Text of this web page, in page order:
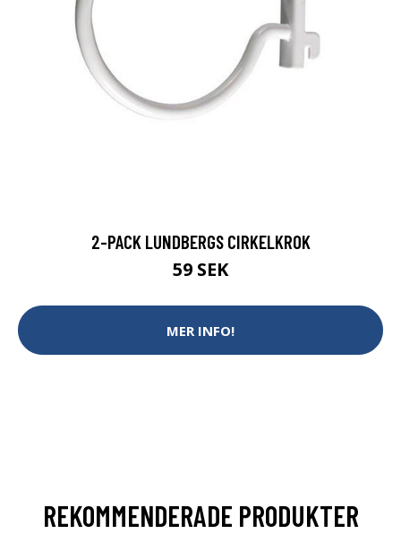
2-PACK LUNDBERGS CIRKELKROK
59 SEK
MER INFO!
REKOMMENDERADE PRODUKTER